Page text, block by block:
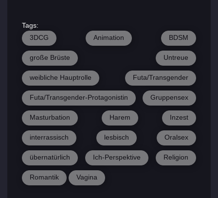
Tags:
3DCG
Animation BDSM
große Brüste Untreue
weibliche Hauptrolle Futa/Transgender
Futa/Transgender-Protagonistin Gruppensex
Masturbation Harem Inzest
interrassisch lesbisch Oralsex
übernatürlich Ich-Perspektive Religion
Romantik Vagina